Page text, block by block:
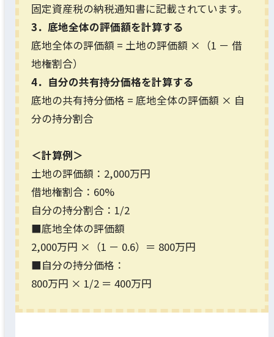
固定資産税の納税通知書に記載されています。
3．底地全体の評価額を計算する
底地全体の評価額 = 土地の評価額 ×（1 － 借
地権割合）
4．自分の共有持分価格を計算する
底地の共有持分価格 = 底地全体の評価額 × 自
分の持分割合
＜計算例＞
土地の評価額：2,000万円
借地権割合：60%
自分の持分割合：1/2
■底地全体の評価額
2,000万円 ×（1 － 0.6）＝ 800万円
■自分の持分価格：
800万円 × 1/2 ＝ 400万円